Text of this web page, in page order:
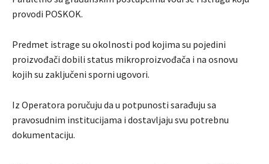
provodi POSKOK.
Predmet istrage su okolnosti pod kojima su pojedini
proizvođači dobili status mikroproizvođača i na osnovu
kojih su zaključeni sporni ugovori.
Iz Operatora poručuju da u potpunosti sarađuju sa
pravosudnim institucijama i dostavljaju svu potrebnu
dokumentaciju.